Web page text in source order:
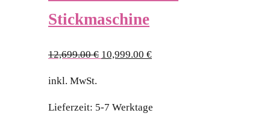
Stickmaschine
12,699.00€ Ursprünglicher
12,699.00 €
10,999.00 €Aktueller
inkl. MwSt.
Lieferzeit: 5-7 Werktage